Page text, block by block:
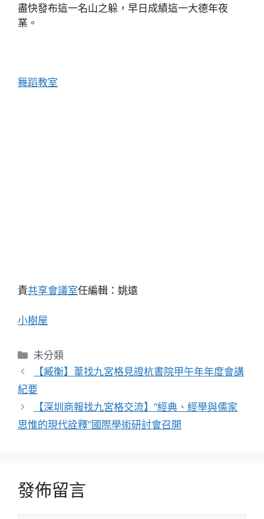
盡快發布這一名山之躲，早日成績這一大德年夜
業。
舞蹈教室
責共享會議室任編輯：姚遠
小樹屋
分
類
未分類
【臧衡】葦找九宮格見證杭書院甲午年年度會講
紀要
【深圳商報找九宮格交流】“經典、經學與儒家
思惟的現代詮釋”國際學術研討會召開
發佈留言